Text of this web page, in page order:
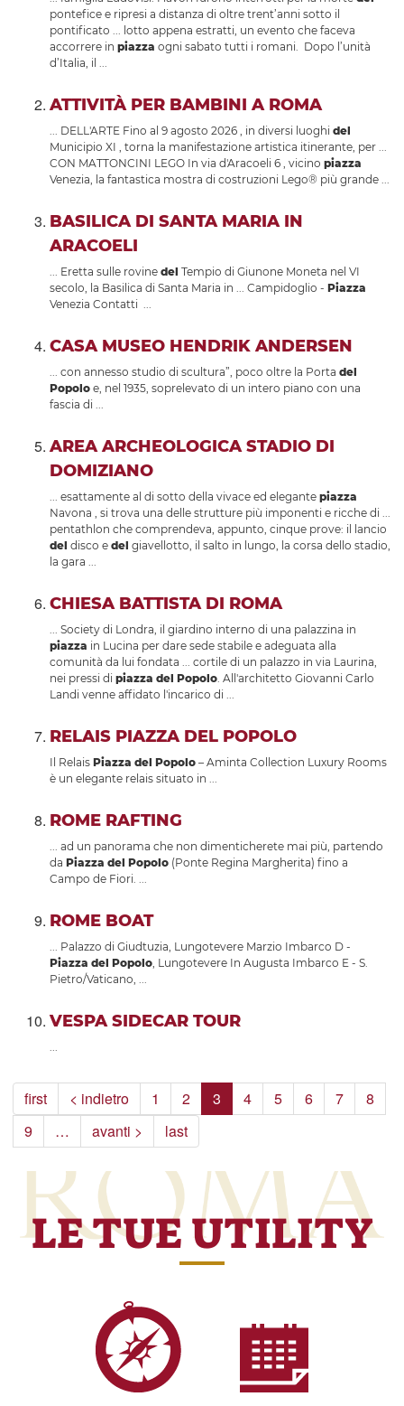
pontefice e ripresi a distanza di oltre trent’anni sotto il
pontificato ... lotto appena estratti, un evento che faceva
accorrere in piazza ogni sabato tutti i romani. Dopo l’unità
d’Italia, il ...
ATTIVITÀ PER BAMBINI A ROMA
... DELL'ARTE Fino al 9 agosto 2026 , in diversi luoghi del
Municipio XI , torna la manifestazione artistica itinerante, per ...
CON MATTONCINI LEGO In via d'Aracoeli 6 , vicino piazza
Venezia, la fantastica mostra di costruzioni Lego® più grande ...
BASILICA DI SANTA MARIA IN
ARACOELI
... Eretta sulle rovine del Tempio di Giunone Moneta nel VI
secolo, la Basilica di Santa Maria in ... Campidoglio - Piazza
Venezia Contatti ...
CASA MUSEO HENDRIK ANDERSEN
... con annesso studio di scultura”, poco oltre la Porta del
Popolo e, nel 1935, soprelevato di un intero piano con una
fascia di ...
AREA ARCHEOLOGICA STADIO DI
DOMIZIANO
... esattamente al di sotto della vivace ed elegante piazza
Navona , si trova una delle strutture più imponenti e ricche di ...
pentathlon che comprendeva, appunto, cinque prove: il lancio
del disco e del giavellotto, il salto in lungo, la corsa dello stadio,
la gara ...
CHIESA BATTISTA DI ROMA
... Society di Londra, il giardino interno di una palazzina in
piazza in Lucina per dare sede stabile e adeguata alla
comunità da lui fondata ... cortile di un palazzo in via Laurina,
nei pressi di piazza del Popolo. All'architetto Giovanni Carlo
Landi venne affidato l'incarico di ...
RELAIS PIAZZA DEL POPOLO
Il Relais Piazza del Popolo – Aminta Collection Luxury Rooms
è un elegante relais situato in ...
ROME RAFTING
... ad un panorama che non dimenticherete mai più, partendo
da Piazza del Popolo (Ponte Regina Margherita) fino a
Campo de Fiori. ...
ROME BOAT
... Palazzo di Giudtuzia, Lungotevere Marzio Imbarco D -
Piazza del Popolo, Lungotevere In Augusta Imbarco E - S.
Pietro/Vaticano, ...
VESPA SIDECAR TOUR
...
first < indietro 1 2 3 4 5 6 7
8
9
… avanti > last
LE TUE UTILITY